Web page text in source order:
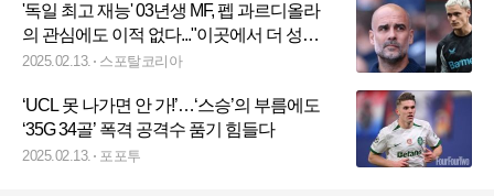
'독일 최고 재능' 03년생 MF, 펩 과르디올라
의 관심에도 이적 없다..."이곳에서 더 성장
할 예정이다"
2025.02.13. 스포탈코리아
‘UCL 못 나가면 안 가!’…‘스승’의 부름에도
‘35G 34골’ 폭격 공격수 품기 힘들다
2025.02.13. 포포투